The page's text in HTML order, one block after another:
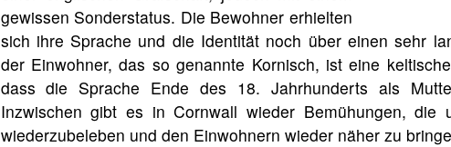
gewissen Sonderstatus. Die Bewohner erhielten
sich ihre Sprache und die Identität noch über einen sehr
der Einwohner, das so genannte Kornisch, ist eine
dass die Sprache Ende des 18. Jahrhunderts als
Inzwischen gibt es in Cornwall wieder Bemühungen, die
wiederzubeleben und den Einwohnern wieder näher zu